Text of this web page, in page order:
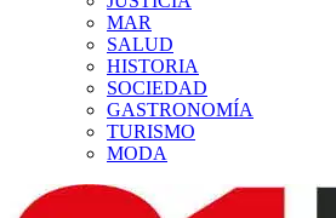
MAR
SALUD
HISTORIA
SOCIEDAD
GASTRONOMÍA
TURISMO
MODA